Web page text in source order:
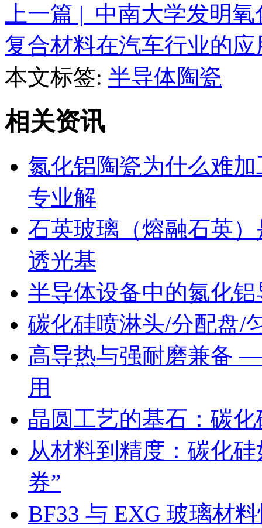
上一篇 | 中南大学发明
复合材料在汽车行业的应
本文标签: 半导体陶瓷
相关资讯
氮化铝陶瓷为什么难
专业解
石英玻璃（熔融石英
透光基
半导体设备中的氮化
碳化硅喷淋头/分配盘/
高导热与强耐磨兼备
用
晶圆工艺的基石：碳
从材料到精度：碳化
券”
BF33 与 EXG 玻璃材